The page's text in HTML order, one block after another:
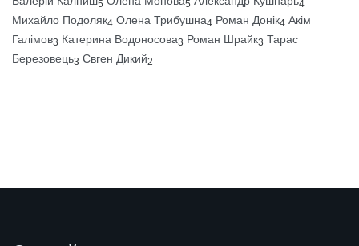
5 5 4
Михайло Подоляк4 Олена Трибушна4 Роман Донік4 Акім
Галімов3 Катерина Водоносова3 Роман Шрайк3 Тарас
Березовець3 Євген Дикий2